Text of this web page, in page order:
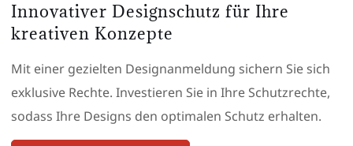
Innovativer Designschutz für Ihre
kreativen Konzepte
Mit einer gezielten Designanmeldung sichern Sie sich
exklusive Rechte. Investieren Sie in Ihre Schutzrechte,
sodass Ihre Designs den optimalen Schutz erhalten.